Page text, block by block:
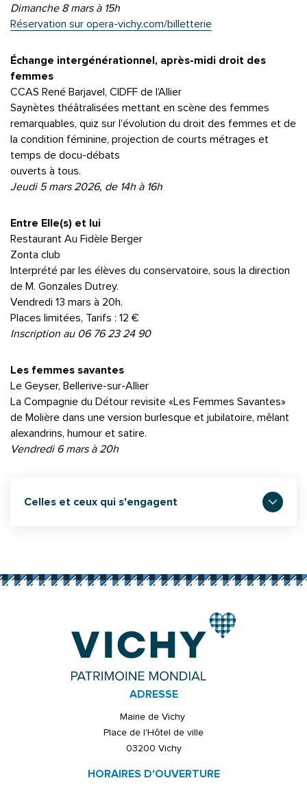
Dimanche 8 mars à 15h
Réservation sur opera-vichy.com/billetterie
Échange intergénérationnel, après-midi droit des
femmes
CCAS René Barjavel, CIDFF de l’Allier
Saynètes théâtralisées mettant en scène des femmes
remarquables, quiz sur l’évolution du droit des femmes et de
la condition féminine, projection de courts métrages et
temps de docu-débats
ouverts à tous.
Jeudi 5 mars 2026, de 14h à 16h
Entre Elle(s) et lui
Restaurant Au Fidèle Berger
Zonta club
Interprété par les élèves du conservatoire, sous la direction
de M. Gonzales Dutrey.
Vendredi 13 mars à 20h.
Places limitées, Tarifs : 12 €
Inscription au 06 76 23 24 90
Les femmes savantes
Le Geyser, Bellerive-sur-Allier
La Compagnie du Détour revisite «Les Femmes Savantes»
de Molière dans une version burlesque et jubilatoire, mêlant
alexandrins, humour et satire.
Vendredi 6 mars à 20h
Celles et ceux qui s'engagent
ADRESSE
Mairie de Vichy
Place de l'Hôtel de ville
03200 Vichy
HORAIRES D'OUVERTURE